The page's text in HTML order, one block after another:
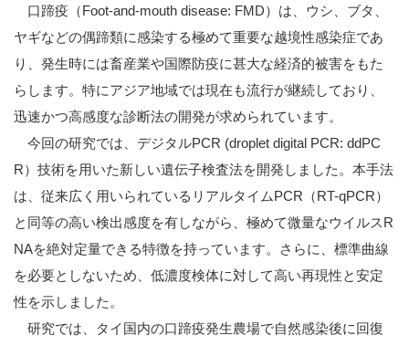
口蹄疫（Foot-and-mouth disease: FMD）は、ウシ、ブタ、
ヤギなどの偶蹄類に感染する極めて重要な越境性感染症であ
り、発生時には畜産業や国際防疫に甚大な経済的被害をもた
らします。特にアジア地域では現在も流行が継続しており、
迅速かつ高感度な診断法の開発が求められています。
今回の研究では、デジタルPCR (droplet digital PCR: ddPC
R）技術を用いた新しい遺伝子検査法を開発しました。本手法
は、従来広く用いられているリアルタイムPCR（RT-qPCR）
と同等の高い検出感度を有しながら、極めて微量なウイルスR
NAを絶対定量できる特徴を持っています。さらに、標準曲線
を必要としないため、低濃度検体に対して高い再現性と安定
性を示しました。
研究では、タイ国内の口蹄疫発生農場で自然感染後に回復